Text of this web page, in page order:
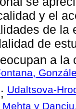
y el
de la
de
a la
Udaltsova-
y